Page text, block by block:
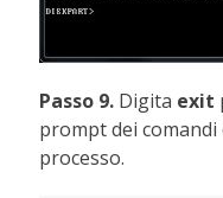
Passo 9. Digita exit
prompt dei
processo.